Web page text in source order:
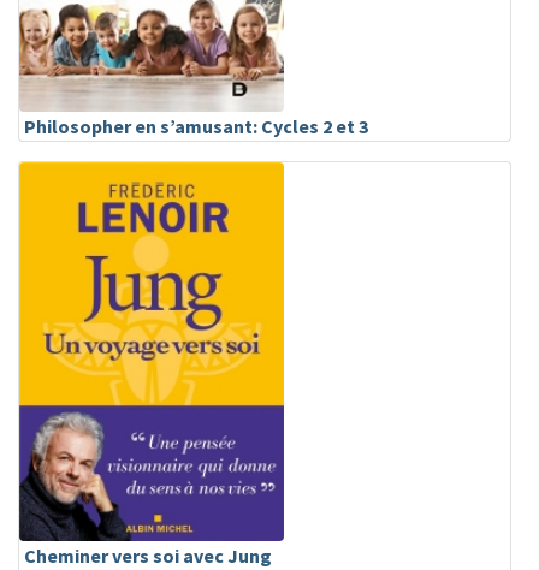
Philosopher en s’amusant: Cycles 2 et 3
Cheminer vers soi avec Jung